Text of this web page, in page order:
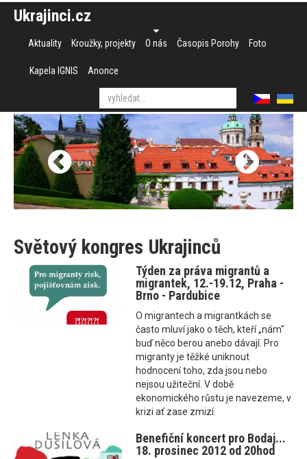
Ukrajinci.cz
Aktuality Kroužky, projekty O nás Časopis Porohy Foto
Kapela IGNIS Anonce
Světový kongres Ukrajinců
Týden za práva migrantů a
migrantek, 12.-19.12, Praha -
Brno - Pardubice
O migrantech a migrantkách se
často mluví jako o těch, kteří „nám"
buď něco berou anebo dávají. Pro
migranty je těžké uniknout
hodnocení toho, zda jsou nebo
nejsou užiteční. V době
ekonomického růstu je navezeme, v
krizi ať zase zmizí.
Benefiční koncert pro Bodaj...
18. prosinec 2012 od 20hod